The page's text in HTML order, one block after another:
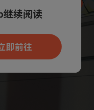
打开App新用
续阅读
即前往